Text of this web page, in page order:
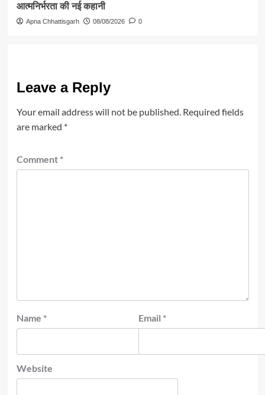
आत्मनिर्भरता की नई कहानी
Apna Chhattisgarh 08/08/2026 0
Leave a Reply
Your email address will not be published. Required fields
are marked *
Comment *
Name * Email *
Website